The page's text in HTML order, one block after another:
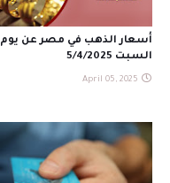
أسعار الذهب في مصر عن يوم
السبت 5/4/2025
April 05, 2025